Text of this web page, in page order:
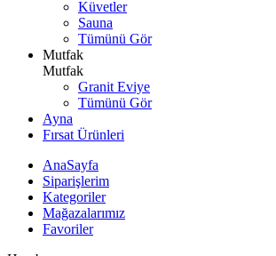
Küvetler
Sauna
Tümünü Gör
Mutfak
Mutfak
Granit Eviye
Tümünü Gör
Ayna
Fırsat Ürünleri
AnaSayfa
Siparişlerim
Kategoriler
Mağazalarımız
Favoriler